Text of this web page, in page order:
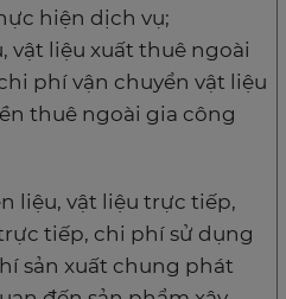
hiện dịch vụ;
vật liệu xuất thuê ngoài
phí vận chuyển vật liệu
thuê ngoài gia công
liệu, vật liệu trực tiếp,
tiếp, chi phí sử dụng
sản xuất chung phát